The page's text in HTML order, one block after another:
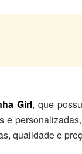
Girl, que
qualidade e